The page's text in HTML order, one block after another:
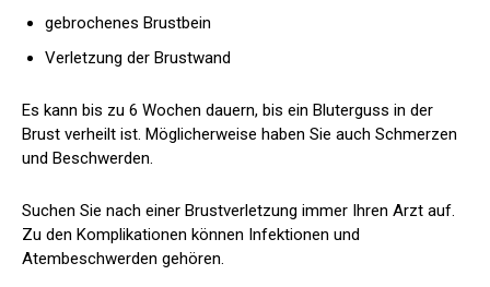
gebrochenes Brustbein
Verletzung der Brustwand
Es kann bis zu 6 Wochen dauern, bis ein Bluterguss in der
Brust verheilt ist. Möglicherweise haben Sie auch Schmerzen
und Beschwerden.
Suchen Sie nach einer Brustverletzung immer Ihren Arzt auf.
Zu den Komplikationen können Infektionen und
Atembeschwerden gehören.